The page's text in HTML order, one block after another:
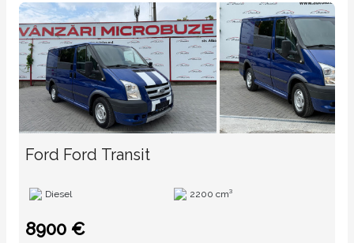
Ford Ford Transit
Diesel 2200 cm³
8900 €